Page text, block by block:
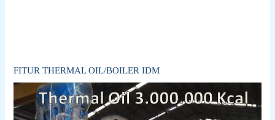
FITUR THERMAL OIL/BOILER IDM